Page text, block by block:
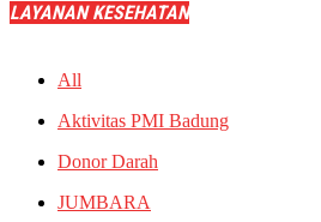
LAYANAN KESEHATAN
All
Aktivitas PMI Badung
Donor Darah
JUMBARA